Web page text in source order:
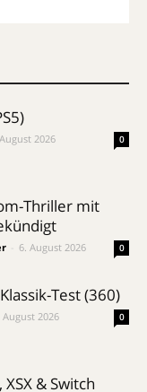
2026 0
Thriller mit
6. August 2026 0
Test (360)
August 2026 0
& Switch